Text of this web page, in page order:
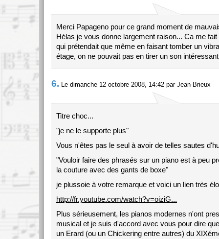
Merci Papageno pour ce grand moment de
Hélas je vous donne largement raison... Ca me
qui prétendait que même en faisant tomber un
étage, on ne pouvait pas en tirer un son
6. Le dimanche 12 octobre 2008, 14:42 par Jean-Brieux
Titre choc...
"je ne le supporte plus"
Vous n'êtes pas le seul à avoir de telles sautes
"Vouloir faire des phrasés sur un piano est à peu
la couture avec des gants de boxe"
je plussoie à votre remarque et voici un lien très
http://fr.youtube.com/watch?v=oiziG...
Plus sérieusement, les pianos modernes n'ont
musical et je suis d'accord avec vous pour dire
un Erard (ou un Chickering entre autres) du